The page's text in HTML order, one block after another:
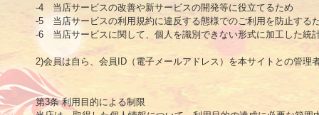
-4　当店サービスの改善や新サービスの開発等に役立てるため
-5　当店サービスの利用規約に違反する態様でのご利用を防止する
-6　当店サービスに関して、個人を識別できない形式に加工した統
2)会員は自ら、会員ID（電子メールアドレス）を本サイトとの管理
第3条 利用目的による制限